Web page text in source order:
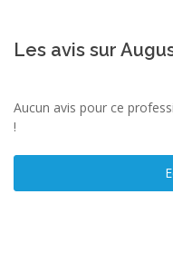
Les avis sur
Aucun avis pour ce
!